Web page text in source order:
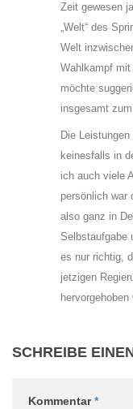
Zeit gewesen
„Welt“ des
Welt
Wahlkampf mit
möchte
insgesamt
Die
keinesfalls in
ich auch viele
persönlich war
also ganz in
Selbstaufgabe
es nur richtig,
jetzigen
hervorgehoben
SCHREIBE
Kommentar*